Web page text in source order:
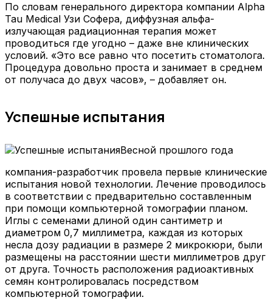
По словам генерального директора компании Alpha
Tau Medical Узи Софера, диффузная альфа-
излучающая радиационная терапия может
проводиться где угодно – даже вне клинических
условий. «Это все равно что посетить стоматолога.
Процедура довольно проста и занимает в среднем
от получаса до двух часов», – добавляет он.
Успешные испытания
Весной прошлого года
компания-разработчик провела первые клинические
испытания новой технологии. Лечение проводилось
в соответствии с предварительно составленным
при помощи компьютерной томографии планом.
Иглы с семенами длиной один сантиметр и
диаметром 0,7 миллиметра, каждая из которых
несла дозу радиации в размере 2 микрокюри, были
размещены на расстоянии шести миллиметров друг
от друга. Точность расположения радиоактивных
семян контролировалась посредством
компьютерной томографии.